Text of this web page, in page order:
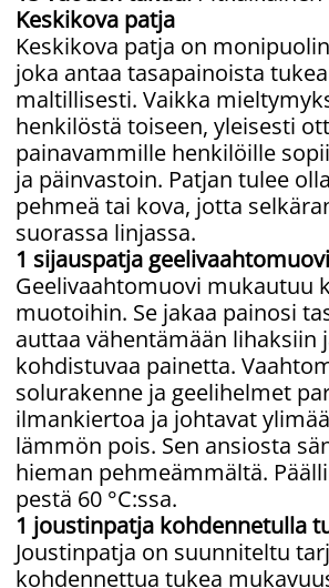
Keskikova patja
Keskikova patja on
joka antaa tasapainoista
maltillisesti. Vaikka
henkilöstä toiseen, yleisesti
painavammille henkilöille
ja päinvastoin. Patjan tulee
pehmeä tai kova, jotta
suorassa linjassa.
1 sijauspatja
Geelivaahtomuovi mukautuu
muotoihin. Se jakaa painosi
auttaa vähentämään lihaksiin
kohdistuvaa painetta.
solurakenne ja geelihelmet
ilmankiertoa ja johtavat
lämmön pois. Sen ansiosta
hieman pehmeämmältä.
pestä 60 °C:ssa.
1 joustinpatja kohdennetulla
Joustinpatja on suunniteltu
kohdennettua tukea